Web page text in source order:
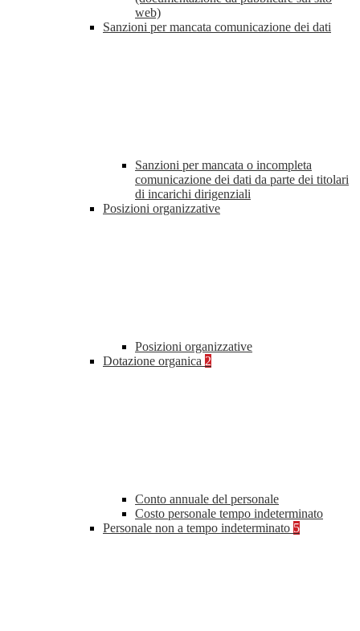
web)
Sanzioni per mancata comunicazione dei dati
Sanzioni per mancata o incompleta
comunicazione dei dati da parte dei titolari
di incarichi dirigenziali
Posizioni organizzative
Posizioni organizzative
Dotazione organica 2
Conto annuale del personale
Costo personale tempo indeterminato
Personale non a tempo indeterminato 5